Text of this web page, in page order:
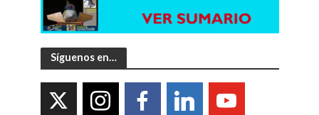
Síguenos en…